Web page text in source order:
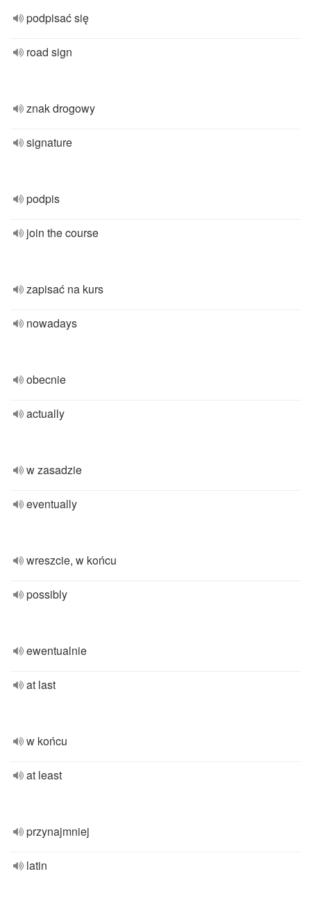
podpisać się
road sign
znak drogowy
signature
podpis
join the course
zapisać na kurs
nowadays
obecnie
actually
w zasadzie
eventually
wreszcie, w końcu
possibly
ewentualnie
at last
w końcu
at least
przynajmniej
latin